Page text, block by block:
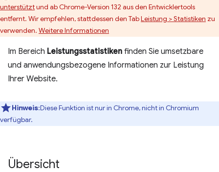
unterstütztund ab Chrome-Version 132 aus den Entwicklertools
entfernt. Wir empfehlen, stattdessen den TabLeistung > Statistiken zu
verwenden. Weitere Informationen
Im Bereich Leistungsstatistiken finden Sie umsetzbare
und anwendungsbezogene Informationen zur Leistung
Ihrer Website.
Hinweis:Diese Funktion ist nur in Chrome, nicht in Chromium
verfügbar.
Übersicht